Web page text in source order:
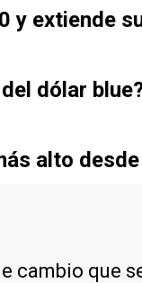
y extiende
dólar
alto
cambio que